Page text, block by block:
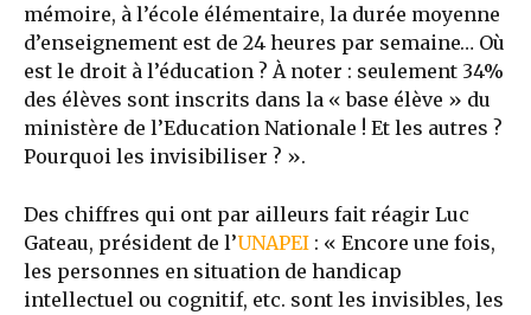
mémoire, à l’école élémentaire, la durée moyenne
d’enseignement est de 24 heures par semaine… Où
est le droit à l’éducation ? À noter : seulement 34%
des élèves sont inscrits dans la « base élève » du
ministère de l’Education Nationale ! Et les autres ?
Pourquoi les invisibiliser ? ».
Des chiffres qui ont par ailleurs fait réagir Luc
Gateau, président de l’UNAPEI : « Encore une fois,
les personnes en situation de handicap
intellectuel ou cognitif, etc. sont les invisibles, les